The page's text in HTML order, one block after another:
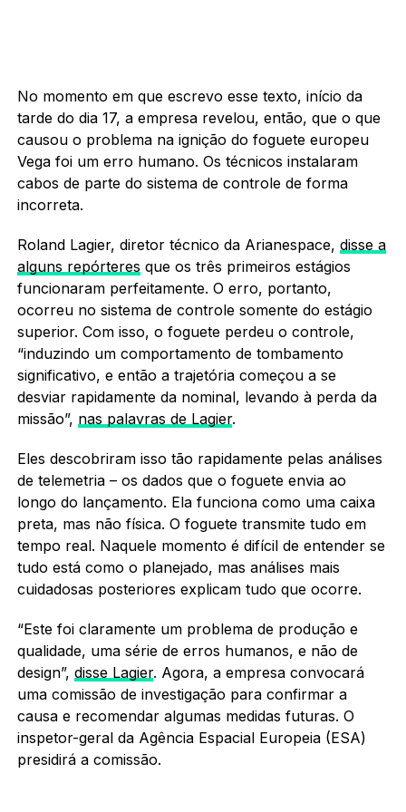
No momento em que escrevo esse texto, início da
tarde do dia 17, a empresa revelou, então, que o que
causou o problema na ignição do foguete europeu
Vega foi um erro humano. Os técnicos instalaram
cabos de parte do sistema de controle de forma
incorreta.
Roland Lagier, diretor técnico da Arianespace, disse a
alguns repórteres que os três primeiros estágios
funcionaram perfeitamente. O erro, portanto,
ocorreu no sistema de controle somente do estágio
superior. Com isso, o foguete perdeu o controle,
“induzindo um comportamento de tombamento
significativo, e então a trajetória começou a se
desviar rapidamente da nominal, levando à perda da
missão”, nas palavras de Lagier.
Eles descobriram isso tão rapidamente pelas análises
de telemetria – os dados que o foguete envia ao
longo do lançamento. Ela funciona como uma caixa
preta, mas não física. O foguete transmite tudo em
tempo real. Naquele momento é difícil de entender se
tudo está como o planejado, mas análises mais
cuidadosas posteriores explicam tudo que ocorre.
“Este foi claramente um problema de produção e
qualidade, uma série de erros humanos, e não de
design”, disse Lagier. Agora, a empresa convocará
uma comissão de investigação para confirmar a
causa e recomendar algumas medidas futuras. O
inspetor-geral da Agência Espacial Europeia (ESA)
presidirá a comissão.